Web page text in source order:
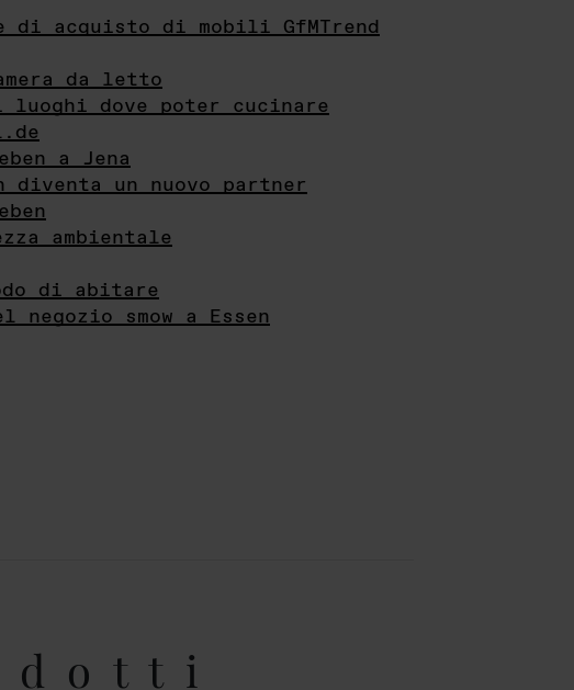
di acquisto di mobili GfMTrend
da letto
luoghi dove poter cucinare
a Jena
diventa un nuovo partner
ambientale
di abitare
smow a Essen